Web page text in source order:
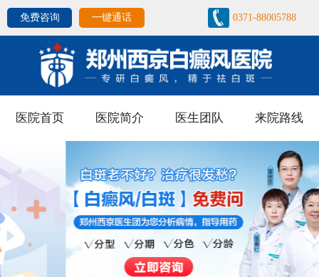
免费咨询 一键通话 0371-88005788
医院首页 医院简介 医生团队 来院路线